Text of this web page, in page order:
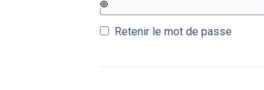
Retenir le mot de passe